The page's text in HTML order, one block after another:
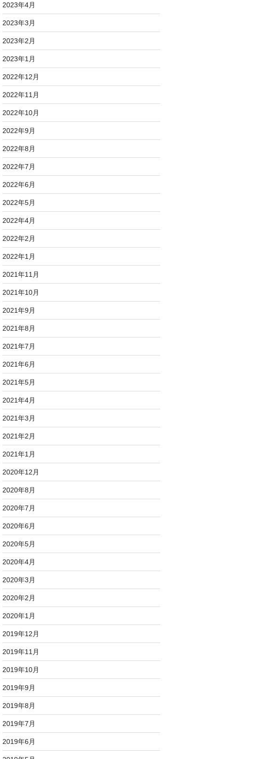
2023年4月
2023年3月
2023年2月
2023年1月
2022年12月
2022年11月
2022年10月
2022年9月
2022年8月
2022年7月
2022年6月
2022年5月
2022年4月
2022年2月
2022年1月
2021年11月
2021年10月
2021年9月
2021年8月
2021年7月
2021年6月
2021年5月
2021年4月
2021年3月
2021年2月
2021年1月
2020年12月
2020年8月
2020年7月
2020年6月
2020年5月
2020年4月
2020年3月
2020年2月
2020年1月
2019年12月
2019年11月
2019年10月
2019年9月
2019年8月
2019年7月
2019年6月